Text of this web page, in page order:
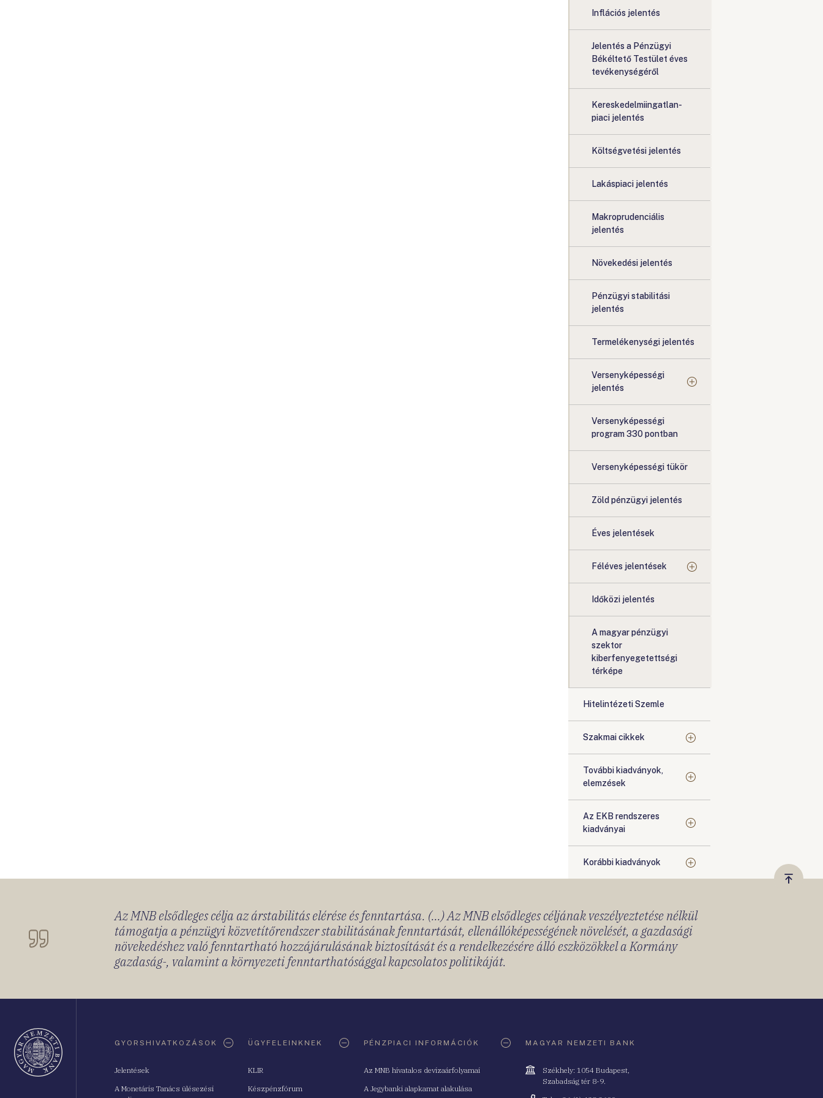
Inflációs jelentés
Jelentés a Pénzügyi
Békéltető Testület éves
tevékenységéről
Kereskedelmiingatlan-
piaci jelentés
Költségvetési jelentés
Lakáspiaci jelentés
Makroprudenciális
jelentés
Növekedési jelentés
Pénzügyi stabilitási
jelentés
Termelékenységi jelentés
Versenyképességi
jelentés
Versenyképességi
program 330 pontban
Versenyképességi tükör
Zöld pénzügyi jelentés
Éves jelentések
Féléves jelentések
Időközi jelentés
A magyar pénzügyi
szektor
kiberfenyegetettségi
térképe
Hitelintézeti Szemle
Szakmai cikkek
További kiadványok,
elemzések
Az EKB rendszeres
kiadványai
Korábbi kiadványok
Vissza
Az MNB elsődleges célja az árstabilitás elérése és fenntartása. (...) Az MNB elsődleges céljának veszélyeztetése nélkül
támogatja a pénzügyi közvetítőrendszer stabilitásának fenntartását, ellenállóképességének növelését, a gazdasági
növekedéshez való fenntartható hozzájárulásának biztosítását és a rendelkezésére álló eszközökkel a Kormány
gazdaság-, valamint a környezeti fenntarthatósággal kapcsolatos politikáját.
GYORSHIVATKOZÁSOK
Jelentések
A Monetáris Tanács ülésezési
ÜGYFELEINKNEK
KLIR
Készpénzfórum
PÉNZPIACI INFORMÁCIÓK
Az MNB hivatalos devizaárfolyamai
A Jegybanki alapkamat alakulása
MAGYAR NEMZETI BANK
Cím
Székhely: 1054 Budapest,
Szabadság tér 8-9.